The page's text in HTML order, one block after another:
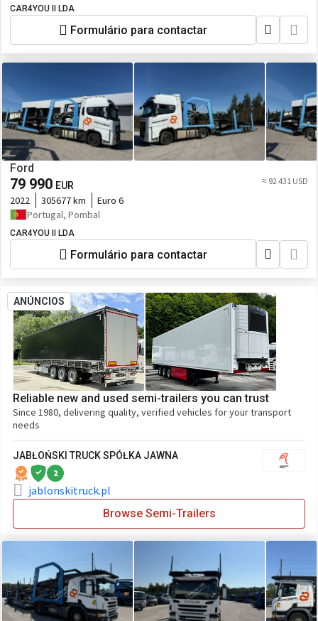
CAR4YOU II LDA
Formulário para contactar
Ford
79 990 EUR ≈ 92 431 USD
2022 305677 km
Euro 6
Portugal, Pombal
CAR4YOU II LDA
Formulário para contactar
ANÚNCIOS
Reliable new and used semi-trailers you can trust
Since 1980, delivering quality, verified vehicles for your transport
needs
JABŁOŃSKI TRUCK SPÓŁKA JAWNA
2
jablonskitruck.pl
Browse Semi-Trailers